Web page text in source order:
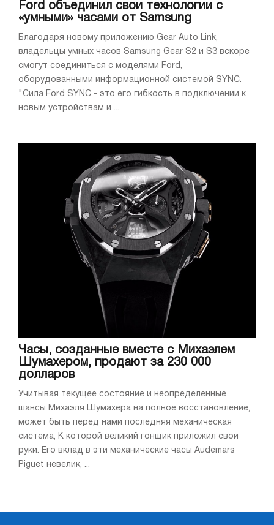
Ford объединил свои технологии с
«умными» часами от Samsung
Благодаря новому приложению Gear Auto Link,
владельцы умных часов Samsung Gear S2 и S3 вскоре
смогут соединиться с моделями Ford,
оборудованными информационной системой SYNC.
"Сила Ford SYNC - это его гибкость в подключении к
новым устройствам и ...
Часы, созданные вместе с Михаэлем
Шумахером, продают за 230 000
долларов
Учитывая текущее состояние и неопределенные
шансы Михаэля Шумахера на полное восстановление,
может быть перед нами последняя механическая
система, К которой великий гонщик приложил свои
руки. Его вклад в эти механические часы Audemars
Piguet невелик, ...